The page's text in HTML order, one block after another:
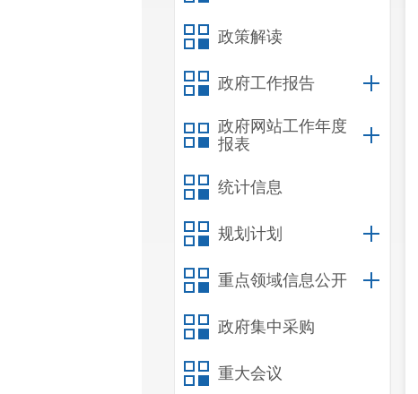
政策解读
政府工作报告
政府网站工作年度
报表
统计信息
规划计划
重点领域信息公开
政府集中采购
重大会议